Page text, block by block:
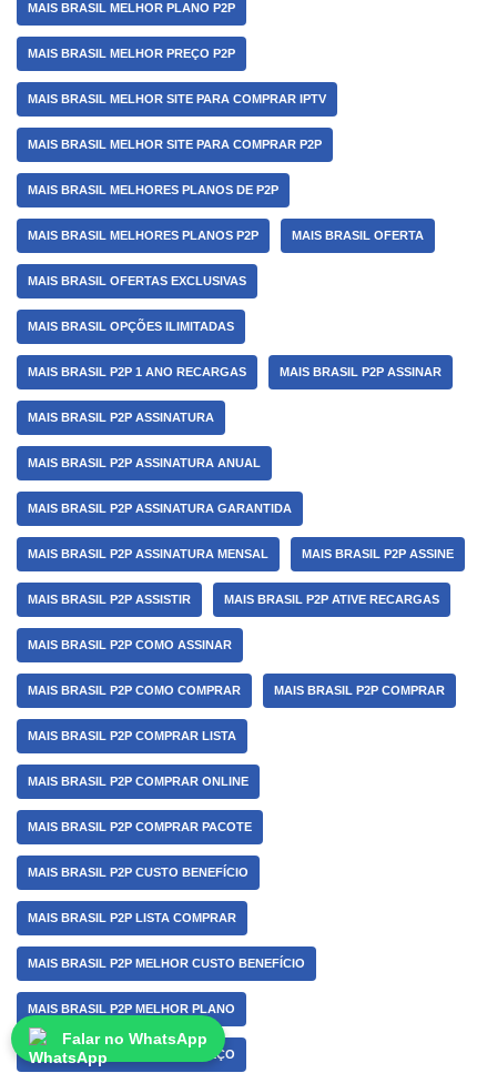
MAIS BRASIL MELHOR PLANO P2P
MAIS BRASIL MELHOR PREÇO P2P
MAIS BRASIL MELHOR SITE PARA COMPRAR IPTV
MAIS BRASIL MELHOR SITE PARA COMPRAR P2P
MAIS BRASIL MELHORES PLANOS DE P2P
MAIS BRASIL MELHORES PLANOS P2P MAIS BRASIL OFERTA
MAIS BRASIL OFERTAS EXCLUSIVAS
MAIS BRASIL OPÇÕES ILIMITADAS
MAIS BRASIL P2P 1 ANO RECARGAS MAIS BRASIL P2P ASSINAR
MAIS BRASIL P2P ASSINATURA
MAIS BRASIL P2P ASSINATURA ANUAL
MAIS BRASIL P2P ASSINATURA GARANTIDA
MAIS BRASIL P2P ASSINATURA MENSAL MAIS BRASIL P2P ASSINE
MAIS BRASIL P2P ASSISTIR MAIS BRASIL P2P ATIVE RECARGAS
MAIS BRASIL P2P COMO ASSINAR
MAIS BRASIL P2P COMO COMPRAR MAIS BRASIL P2P COMPRAR
MAIS BRASIL P2P COMPRAR LISTA
MAIS BRASIL P2P COMPRAR ONLINE
MAIS BRASIL P2P COMPRAR PACOTE
MAIS BRASIL P2P CUSTO BENEFÍCIO
MAIS BRASIL P2P LISTA COMPRAR
MAIS BRASIL P2P MELHOR CUSTO BENEFÍCIO
MAIS BRASIL P2P MELHOR PLANO
MAIS BRASIL P2P MELHOR PREÇO
Falar no WhatsApp